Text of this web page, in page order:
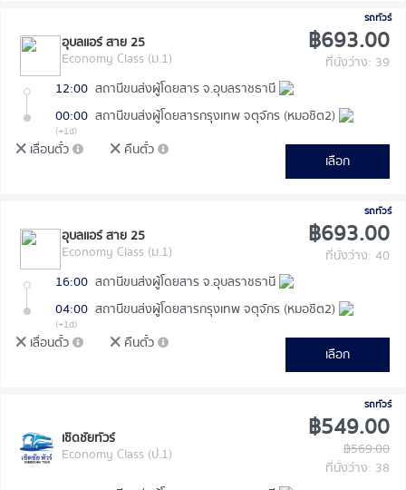
รถทัวร์
อุบลเเอร์ สาย 25
Economy Class (ม.1)
฿693.00
ที่นั่งว่าง: 39
12:00 สถานีขนส่งผู้โดยสาร จ.อุบลราชธานี
00:00 สถานีขนส่งผู้โดยสารกรุงเทพ จตุจักร (หมอชิต2)
(+1d)
เลื่อนตั๋ว คืนตั๋ว
เลือก
รถทัวร์
อุบลเเอร์ สาย 25
Economy Class (ม.1)
฿693.00
ที่นั่งว่าง: 40
16:00 สถานีขนส่งผู้โดยสาร จ.อุบลราชธานี
04:00 สถานีขนส่งผู้โดยสารกรุงเทพ จตุจักร (หมอชิต2)
(+1d)
เลื่อนตั๋ว คืนตั๋ว
เลือก
รถทัวร์
เชิดชัยทัวร์
Economy Class (ป.1)
฿549.00
฿569.00
ที่นั่งว่าง: 38